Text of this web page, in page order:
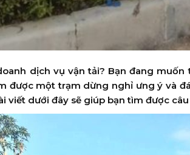
dịch vụ vận tải? Bạn đang
được một trạm dừng nghỉ ưng ý và
viết dưới đây sẽ giúp bạn tìm được